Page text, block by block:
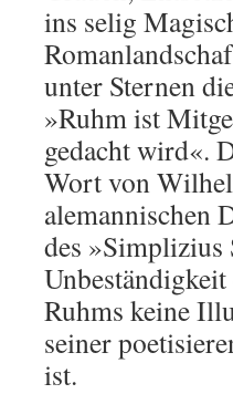
ins selig
unter Sternen
»Ruhm ist
gedacht wird«.
Wort von
alemannischen
des
Unbeständigkeit
Ruhms keine
seiner
ist.